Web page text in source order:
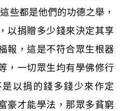
這些都是他們的功德之舉，
以捐贈多少錢來決定其享
報，這是不符合眾生根器
，一切眾生均有學佛修行
以捐的錢多錢少來作定
豪才能學法，那眾多貧窮